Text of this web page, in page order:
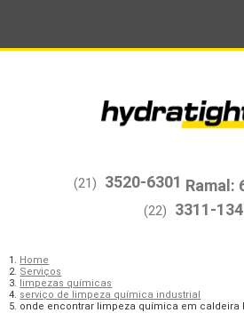
(21) 3520-6301
(22) 3311-
Home
Serviços
limpezas químicas
serviço de limpeza química industrial
onde encontrar limpeza química em caldeira